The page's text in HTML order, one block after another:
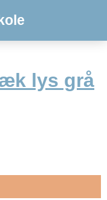
lys grå